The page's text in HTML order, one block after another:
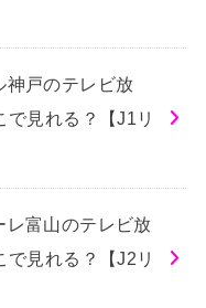
神戸のテレビ放
見れる？【J1リ
レ富山のテレビ放
見れる？【J2リ